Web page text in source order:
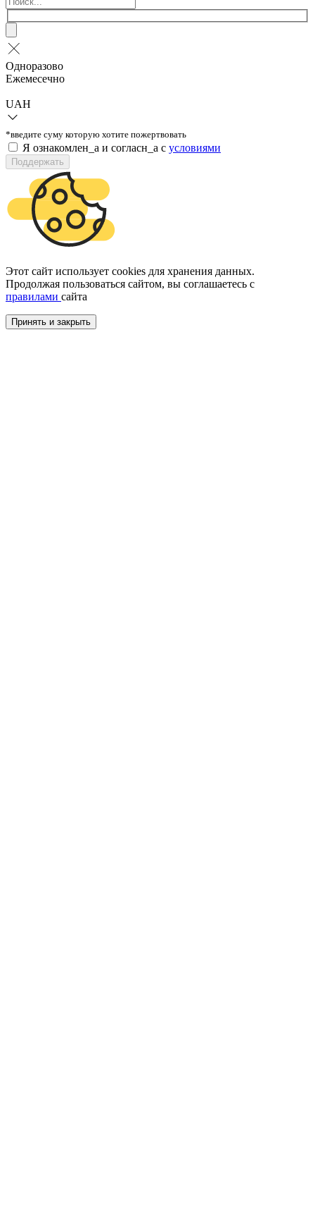
Одноразово
Ежемесечно
UAH
*введите суму которую хотите пожертвовать
Я ознакомлен_а и согласн_а c условиями
Поддержать
Этот сайт использует cookies для хранения данных.
Продолжая пользоваться сайтом, вы соглашаетесь с
правилами сайта
Принять и закрыть